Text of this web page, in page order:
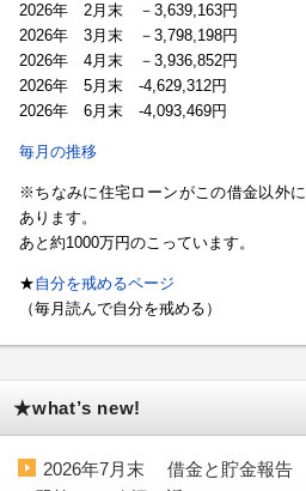
2026年 2月末 －3,639,163円
2026年 3月末 －3,798,198円
2026年 4月末 －3,936,852円
2026年 5月末 -4,629,312円
2026年 6月末 -4,093,469円
毎月の推移
※ちなみに住宅ローンがこの借金以外に
あります。
あと約1000万円のこっています。
★自分を戒めるページ
（毎月読んで自分を戒める）
★what’s new!
2026年7月末 借金と貯金報告